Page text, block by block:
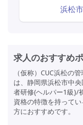
浜松
求人のおすすめ
（仮称）CUC浜松の
は、静岡県浜松市中
者研修(ヘルパー1級)/
資格の特徴を持って
方におすすめです。